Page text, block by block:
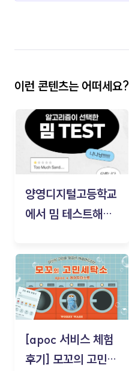
이런 콘텐츠는 어떠세요?
양영디지털고등학교
에서 밈 테스트해보
[apoc 서비스 체험
후기] 모꼬의 고민세